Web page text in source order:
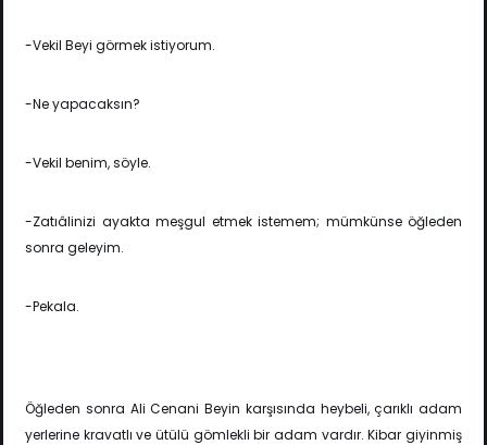
-Vekil Beyi görmek istiyorum.
-Ne yapacaksın?
-Vekil benim, söyle.
-Zatıâlinizi ayakta meşgul etmek istemem; mümkünse öğleden
sonra geleyim.
-Pekala.
Öğleden sonra Ali Cenani Beyin karşısında heybeli, çarıklı adam
yerlerine kravatlı ve ütülü gömlekli bir adam vardır. Kibar giyinmiş